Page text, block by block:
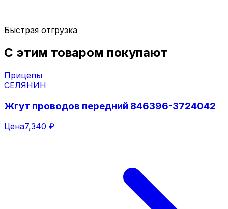
Быстрая отгрузка
С этим товаром покупают
Прицепы
СЕЛЯНИН
Жгут проводов передний 846396-3724042
Цена7,340 ₽